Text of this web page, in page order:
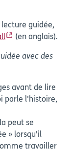
guidée,
(en anglais).
avec des
avant de lire
parle l'histoire,
peut se
» lorsqu'il
travailler